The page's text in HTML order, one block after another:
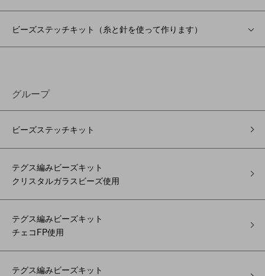
ビーズステッチキット（糸と針を使って作ります）
グループ
ビーズステッチキット
テグス編みビーズキット
クリスタルガラスビーズ使用
テグス編みビーズキット
チェコFP使用
テグス編みビーズキット